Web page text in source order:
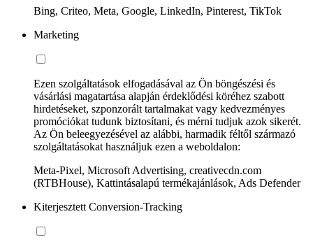
Bing, Criteo, Meta, Google, LinkedIn, Pinterest, TikTok
Marketing
Ezen szolgáltatások elfogadásával az Ön böngészési és
vásárlási magatartása alapján érdeklődési köréhez szabott
hirdetéseket, szponzorált tartalmakat vagy kedvezményes
promóciókat tudunk biztosítani, és mérni tudjuk azok sikerét.
Az Ön beleegyezésével az alábbi, harmadik féltől származó
szolgáltatásokat használjuk ezen a weboldalon:
Meta-Pixel, Microsoft Advertising, creativecdn.com
(RTBHouse), Kattintásalapú termékajánlások, Ads Defender
Kiterjesztett Conversion-Tracking